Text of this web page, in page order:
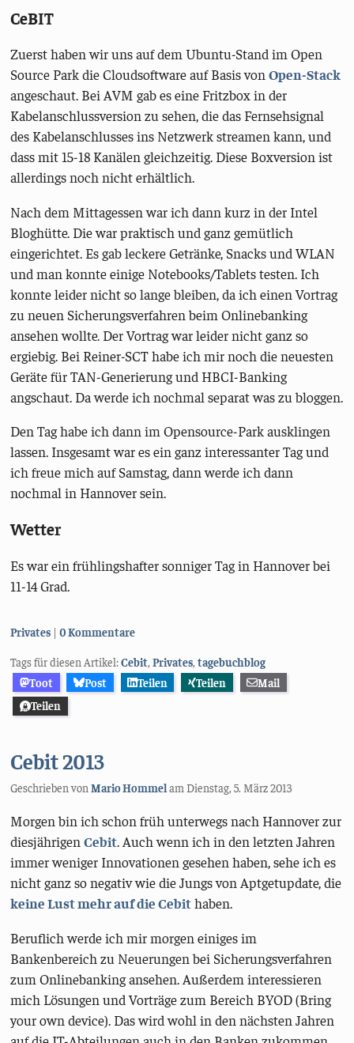
CeBIT
Zuerst haben wir uns auf dem Ubuntu-Stand im Open
Source Park die Cloudsoftware auf Basis vonOpen-Stack
angeschaut. Bei AVM gab es eine Fritzbox in der
Kabelanschlussversion zu sehen, die das Fernsehsignal
des Kabelanschlusses ins Netzwerk streamen kann, und
dass mit 15-18 Kanälen gleichzeitig. Diese Boxversion ist
allerdings noch nicht erhältlich.
Nach dem Mittagessen war ich dann kurz in der Intel
Bloghütte. Die war praktisch und ganz gemütlich
eingerichtet. Es gab leckere Getränke, Snacks und WLAN
und man konnte einige Notebooks/Tablets testen. Ich
konnte leider nicht so lange bleiben, da ich einen Vortrag
zu neuen Sicherungsverfahren beim Onlinebanking
ansehen wollte. Der Vortrag war leider nicht ganz so
ergiebig. Bei Reiner-SCT habe ich mir noch die neuesten
Geräte für TAN-Generierung und HBCI-Banking
angschaut. Da werde ich nochmal separat was zu bloggen.
Den Tag habe ich dann im Opensource-Park ausklingen
lassen. Insgesamt war es ein ganz interessanter Tag und
ich freue mich auf Samstag, dann werde ich dann
nochmal in Hannover sein.
Wetter
Es war ein frühlingshafter sonniger Tag in Hannover bei
11-14 Grad.
Kategorien:
Privates 0 Kommentare
Tags für diesen Artikel:Cebit,Privates,tagebuchblog
Toot
Post Teilen Teilen
Mail
Teilen
Cebit 2013
Geschrieben vonMario HommelamDienstag, 5. März 2013
Morgen bin ich schon früh unterwegs nach Hannover zur
diesjährigenCebit. Auch wenn ich in den letzten Jahren
immer weniger Innovationen gesehen haben, sehe ich es
nicht ganz so negativ wie die Jungs von Aptgetupdate, die
keine Lust mehr auf die Cebithaben.
Beruflich werde ich mir morgen einiges im
Bankenbereich zu Neuerungen bei Sicherungsverfahren
zum Onlinebanking ansehen. Außerdem interessieren
mich Lösungen und Vorträge zum Bereich BYOD (Bring
your own device). Das wird wohl in den nächsten Jahren